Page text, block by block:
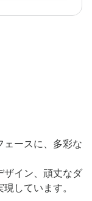
ェースに、多彩な
ザイン、頑丈なダ
しています。